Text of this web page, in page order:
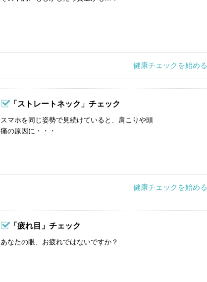
健康チェックを始める
「ストレートネック」チェック
スマホを同じ姿勢で見続けていると、肩こりや頭
痛の原因に・・・
健康チェックを始める
「疲れ目」チェック
あなたの眼、お疲れではないですか？